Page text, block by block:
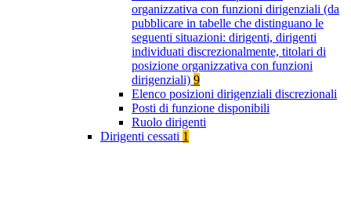
organizzativa con funzioni dirigenziali (da
pubblicare in tabelle che distinguano le
seguenti situazioni: dirigenti, dirigenti
individuati discrezionalmente, titolari di
posizione organizzativa con funzioni
dirigenziali) 9
Elenco posizioni dirigenziali discrezionali
Posti di funzione disponibili
Ruolo dirigenti
Dirigenti cessati 1